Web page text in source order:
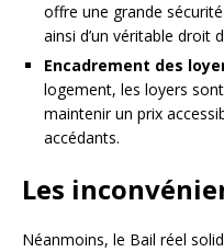
offre une grande
ainsi d’un véritable droit
Encadrement des
logement, les loyers sont
maintenir un prix
accédants.
Les
Néanmoins, le Bail réel